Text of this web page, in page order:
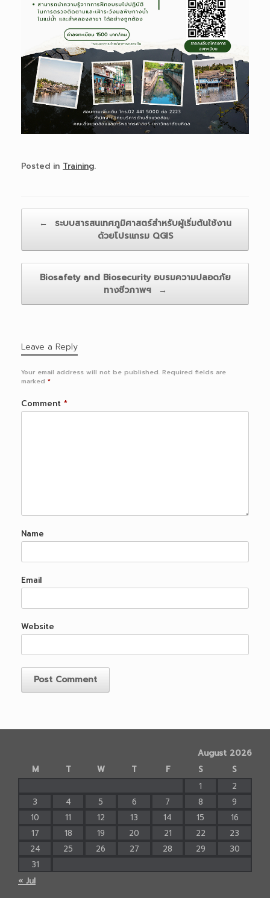
Posted in Training.
←
ระบบสารสนเทศภูมิศาสตร์สำหรับผู้เริ่มต้นใช้งาน
ด้วยโปรแกรม QGIS
Biosafety and Biosecurity อบรมความปลอดภัย
ทางชีวภาพฯ
→
Leave a Reply
Your email address will not be published. Required fields are
marked *
Comment *
Name
Email
Website
August 2026
M
T W T F S
S
1
2
3
4 5 6 7 8
9
10
11 12 13 14 15
16
17
18 19 20 21 22
23
24
25 26 27 28 29
30
31
« Jul